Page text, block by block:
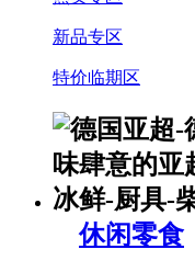
新品专区
特价临期区
休闲零食